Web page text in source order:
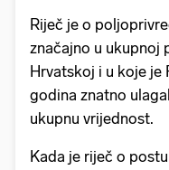
Riječ je o
značajno u ukupnoj
Hrvatskoj i u koje
godina znatno
ukupnu vrijednost.
Kada je riječ o